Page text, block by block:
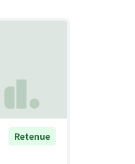
Retenue